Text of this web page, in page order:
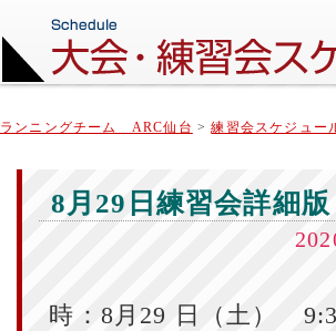
ランニングチーム ARC仙台 >練習会スケジュー
8月29日練習会詳細
時：8月29 日（土）